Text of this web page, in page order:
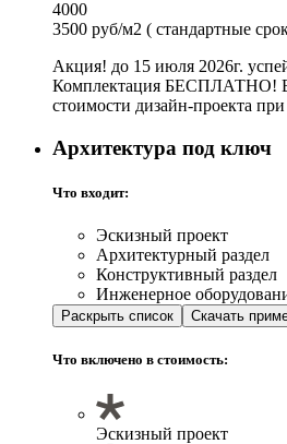
4000
3500 руб/м2 ( стандартные
Акция! до 15 июля 2026г.
Комплектация БЕСПЛАТНО!
стоимости дизайн-проекта при
Архитектура под ключ
Что входит:
Эскизный проект
Архитектурный раздел
Конструктивный раздел
Инженерное
Раскрыть список Скачать
Что включено в стоимость:
Эскизный проект